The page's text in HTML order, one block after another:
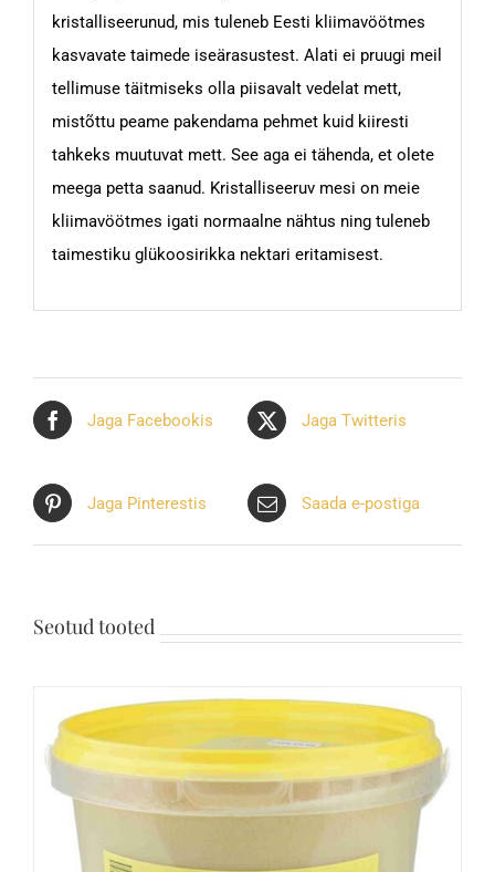
kristalliseerunud, mis tuleneb Eesti kliimavöötmes
kasvavate taimede iseärasustest. Alati ei pruugi meil
tellimuse täitmiseks olla piisavalt vedelat mett,
mistõttu peame pakendama pehmet kuid kiiresti
tahkeks muutuvat mett. See aga ei tähenda, et olete
meega petta saanud. Kristalliseeruv mesi on meie
kliimavöötmes igati normaalne nähtus ning tuleneb
taimestiku glükoosirikka nektari eritamisest.
Jaga Facebookis Jaga Twitteris
Jaga Pinterestis Saada e-postiga
Seotud tooted